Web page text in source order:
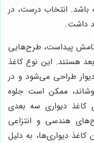
باشد. انتخاب درست، در
داشت.
نامش پیداست، طرح‌هایی
هستند. این نوع کاغذ
طراحی می‌شود و در
ممکن است جلوه
کاغذ دیواری سه بعدی
هندسی و انتزاعی
دیواری‌ها، به دلیل